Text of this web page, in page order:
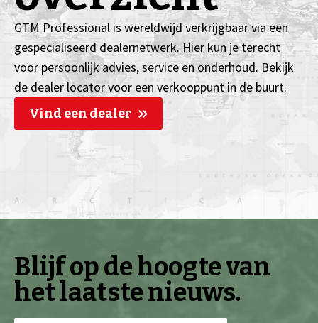
GTM Professional is wereldwijd verkrijgbaar via een
gespecialiseerd dealernetwerk. Hier kun je terecht
voor persoonlijk advies, service en onderhoud. Bekijk
de dealer locator voor een verkooppunt in de buurt.
Vind een dealer
Blijf op de hoogte van
het laatste nieuws.